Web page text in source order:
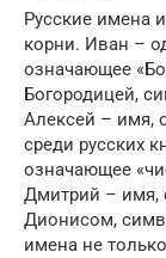
Русские имена
корни. Иван –
означающее
Богородицей,
Алексей – имя,
среди русских
означающее
Дмитрий – имя,
Дионисом,
имена не